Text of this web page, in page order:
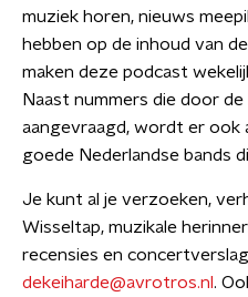
muziek horen, nieuws
hebben op de inhoud van
maken deze podcast
Naast nummers die door
aangevraagd, wordt er ook
goede Nederlandse bands
Je kunt al je verzoeken,
Wisseltap, muzikale
recensies en
dekeiharde@avrotros.nl .